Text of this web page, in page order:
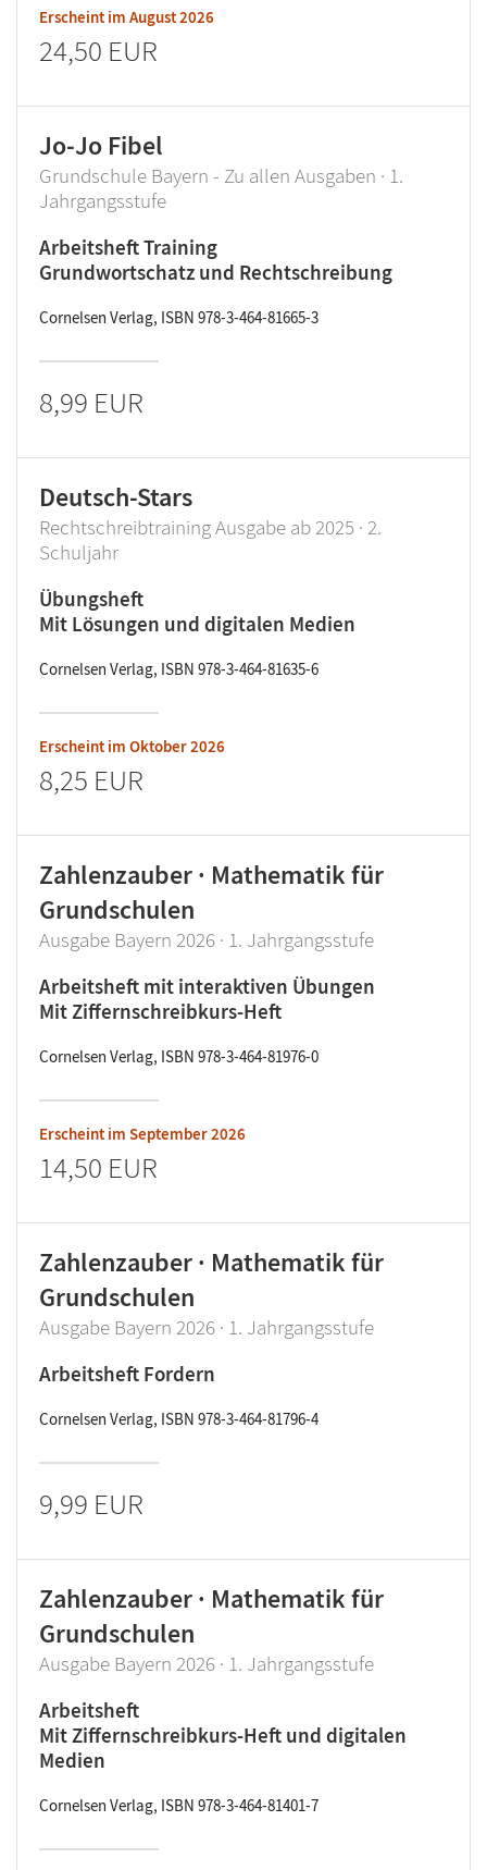
Erscheint im August 2026
24,50 EUR
Jo-Jo Fibel
Grundschule Bayern - Zu allen Ausgaben · 1.
Jahrgangsstufe
Arbeitsheft Training
Grundwortschatz und Rechtschreibung
Cornelsen Verlag, ISBN 978-3-464-81665-3
8,99 EUR
Deutsch-Stars
Rechtschreibtraining Ausgabe ab 2025 · 2.
Schuljahr
Übungsheft
Mit Lösungen und digitalen Medien
Cornelsen Verlag, ISBN 978-3-464-81635-6
Erscheint im Oktober 2026
8,25 EUR
Zahlenzauber · Mathematik für
Grundschulen
Ausgabe Bayern 2026 · 1. Jahrgangsstufe
Arbeitsheft mit interaktiven Übungen
Mit Ziffernschreibkurs-Heft
Cornelsen Verlag, ISBN 978-3-464-81976-0
Erscheint im September 2026
14,50 EUR
Zahlenzauber · Mathematik für
Grundschulen
Ausgabe Bayern 2026 · 1. Jahrgangsstufe
Arbeitsheft Fordern
Cornelsen Verlag, ISBN 978-3-464-81796-4
9,99 EUR
Zahlenzauber · Mathematik für
Grundschulen
Ausgabe Bayern 2026 · 1. Jahrgangsstufe
Arbeitsheft
Mit Ziffernschreibkurs-Heft und digitalen
Medien
Cornelsen Verlag, ISBN 978-3-464-81401-7